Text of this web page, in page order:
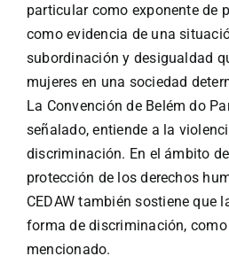
particular como exponente de
como evidencia de una
subordinación y desigualdad
mujeres en una sociedad
La Convención de Belém do
señalado, entiende a la
discriminación. En el ámbito
protección de los derechos
CEDAW también sostiene que
forma de discriminación, como
mencionado.